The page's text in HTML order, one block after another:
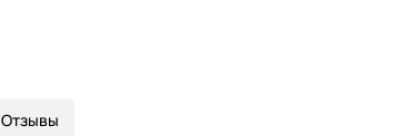
Отзывы